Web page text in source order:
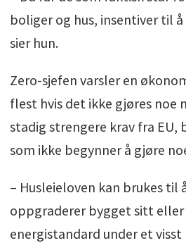
boliger og hus, insentiver til
sier hun.
Zero-sjefen varsler en
flest hvis det ikke gjøres noe
stadig strengere krav fra
som ikke begynner å gjøre
– Husleieloven kan brukes til
oppgraderer bygget sitt eller
energistandard under et